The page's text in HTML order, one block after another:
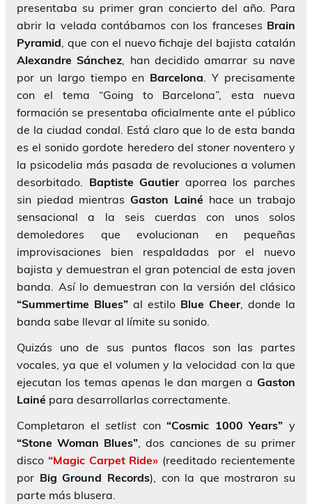
presentaba su primer gran concierto del año. Para
abrir la velada contábamos con los franceses Brain
Pyramid, que con el nuevo fichaje del bajista catalán
Alexandre Sánchez, han decidido amarrar su nave
por un largo tiempo en Barcelona. Y precisamente
con el tema “Going to Barcelona”, esta nueva
formación se presentaba oficialmente ante el público
de la ciudad condal. Está claro que lo de esta banda
es el sonido gordote heredero del stonernoventero y
la psicodelia más pasada de revoluciones a volumen
desorbitado. Baptiste Gautieraporrea los parches
sin piedad mientrasGaston Lainé hace un trabajo
sensacional a la seis cuerdas con unos solos
demoledores que evolucionan en pequeñas
improvisaciones bien respaldadas por el nuevo
bajista y demuestran el gran potencial de esta joven
banda. Así lo demuestran con la versión del clásico
“Summertime Blues” al estilo Blue Cheer, donde la
banda sabe llevar al límite su sonido.
Quizás uno de sus puntos flacos son las partes
vocales, ya que el volumen y la velocidad con la que
ejecutan los temas apenas le dan margen a Gaston
Lainé para desarrollarlas correctamente.
Completaron elsetlist con“Cosmic 1000 Years” y
“Stone Woman Blues”, dos canciones de su primer
disco “Magic Carpet Ride» (reeditado recientemente
por Big Ground Records), con la que mostraron su
parte más blusera.